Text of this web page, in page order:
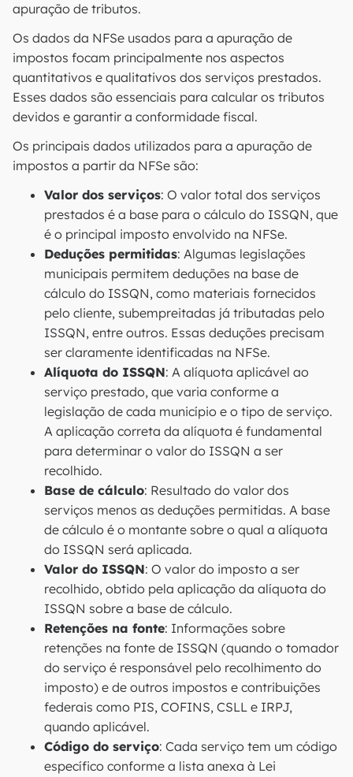
apuração de tributos.
Os dados da NFSe usados para a apuração de
impostos focam principalmente nos aspectos
quantitativos e qualitativos dos serviços prestados.
Esses dados são essenciais para calcular os tributos
devidos e garantir a conformidade fiscal.
Os principais dados utilizados para a apuração de
impostos a partir da NFSe são:
Valor dos serviços: O valor total dos serviços
prestados é a base para o cálculo do ISSQN, que
é o principal imposto envolvido na NFSe.
Deduções permitidas: Algumas legislações
municipais permitem deduções na base de
cálculo do ISSQN, como materiais fornecidos
pelo cliente, subempreitadas já tributadas pelo
ISSQN, entre outros. Essas deduções precisam
ser claramente identificadas na NFSe.
Alíquota do ISSQN: A alíquota aplicável ao
serviço prestado, que varia conforme a
legislação de cada município e o tipo de serviço.
A aplicação correta da alíquota é fundamental
para determinar o valor do ISSQN a ser
recolhido.
Base de cálculo: Resultado do valor dos
serviços menos as deduções permitidas. A base
de cálculo é o montante sobre o qual a alíquota
do ISSQN será aplicada.
Valor do ISSQN: O valor do imposto a ser
recolhido, obtido pela aplicação da alíquota do
ISSQN sobre a base de cálculo.
Retenções na fonte: Informações sobre
retenções na fonte de ISSQN (quando o tomador
do serviço é responsável pelo recolhimento do
imposto) e de outros impostos e contribuições
federais como PIS, COFINS, CSLL e IRPJ,
quando aplicável.
Código do serviço: Cada serviço tem um código
específico conforme a lista anexa à Lei